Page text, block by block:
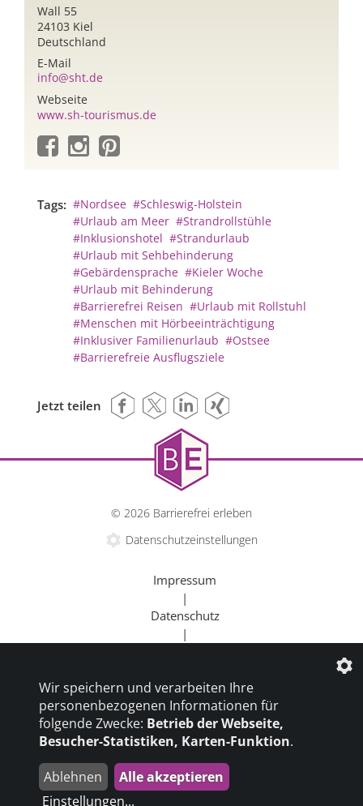
Wall 55
24103 Kiel
Deutschland
E-Mail
info@sht.de
Webseite
www.sh-tourismus.de
Tags: #Nordsee #Schleswig-Holstein
#Urlaub am Meer #Strandrollstühle
#Inklusionshotel #Strandurlaub
#Urlaub mit Sehbehinderung
#Gebärdensprache #Kieler Woche
#Urlaub mit Behinderung
#Barrierefrei Reisen #Urlaub mit Rollstuhl
#Menschen mit Hörbeeinträchtigung
#Inklusiver Familienurlaub #Ostsee
#Barrierefreie Ausflugsziele
Jetzt teilen
© 2026 Barrierefrei erleben
Datenschutzeinstellungen
Impressum
|
Datenschutz
|
Beratung
|
Goldener Rollstuhl
|
die profilschmiede - Internetagentur
Wir speichern und verarbeiten Ihre
personenbezogenen Informationen für
folgende Zwecke: Betrieb der Webseite,
Besucher-Statistiken, Karten-Funktion.
Ablehnen
Alle akzeptieren
Einstellungen...